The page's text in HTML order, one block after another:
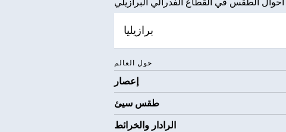
أحوال الطقس في القطاع الفدرالي البرازيلي
برازيليا
حول العالم
إعصار
طقس سيئ
الرادار والخرائط